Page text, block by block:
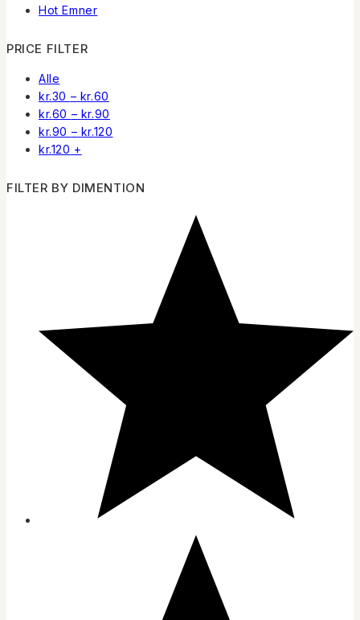
Hot Emner
PRICE FILTER
Alle
kr.30 – kr.60
kr.30
til
kr.60 – kr.90
kr.60
kr.90 – kr.120
kr.120
kr.120 +
FILTER BY DIMENTION